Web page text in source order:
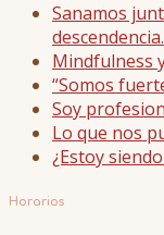
Sanamos
Mindfulness
“Somos
Soy
Lo que nos
¿Estoy
Horarios